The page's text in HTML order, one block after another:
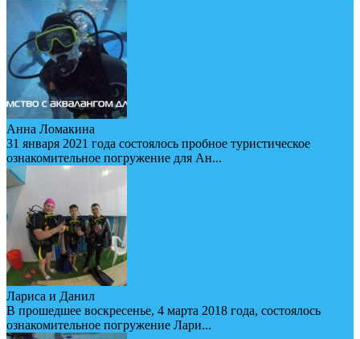
Анна Ломакина
31 января 2021 года состоялось пробное туристическое
ознакомительное погружение для Ан...
Лариса и Данил
В прошедшее воскресенье, 4 марта 2018 года, состоялось
ознакомительное погружение Лари...